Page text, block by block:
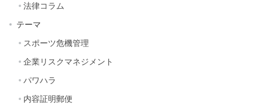
法律コラム
テーマ
スポーツ危機管理
企業リスクマネジメント
パワハラ
内容証明郵便